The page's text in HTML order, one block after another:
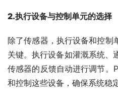
2.执行设备与控制单元的选择
除了传感器，执行设备和控制
关键。执行设备如灌溉系统、
传感器的反馈自动进行调节。
和控制这些设备，确保系统稳